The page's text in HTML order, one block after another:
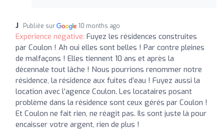
J Publiée sur 10 months ago
Expérience négative: Fuyez les résidences construites
par Coulon ! Ah oui elles sont belles ! Par contre pleines
de malfaçons ! Elles tiennent 10 ans et après la
décennale tout lâche ! Nous pourrions renommer notre
résidence, la résidence aux fuites d’eau ! Fuyez aussi la
location avec l’agence Coulon. Les locataires posant
problème dans la résidence sont ceux gérés par Coulon !
Et Coulon ne fait rien, ne réagit pas. Ils sont juste là pour
encaisser votre argent, rien de plus !